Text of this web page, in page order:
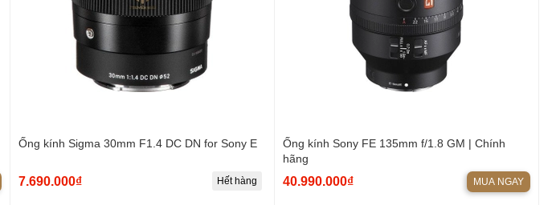
Ống kính Sigma 30mm F1.4 DC DN for Sony E
7.690.000₫ Hết hàng
Ống kính Sony FE 135mm f/1.8 GM | Chính
hãng
40.990.000₫ MUA NGAY